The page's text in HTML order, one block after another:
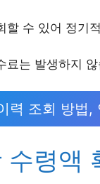
할 수 있어 정기
료는 발생하지
력 조회 방법,
수령액